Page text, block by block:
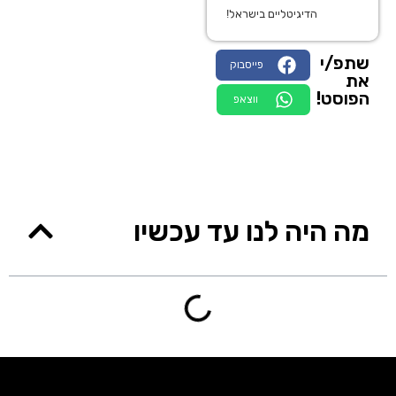
הדיגיטליים בישראל!
שתפ/י
את
הפוסט!
פייסבוק
ווצאפ
מה היה לנו עד עכשיו